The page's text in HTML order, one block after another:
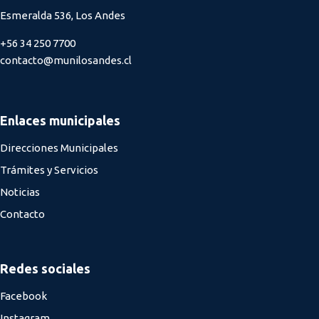
Esmeralda 536, Los Andes
+56 34 250 7700
contacto@munilosandes.cl
Enlaces municipales
Direcciones Municipales
Trámites y Servicios
Noticias
Contacto
Redes sociales
Facebook